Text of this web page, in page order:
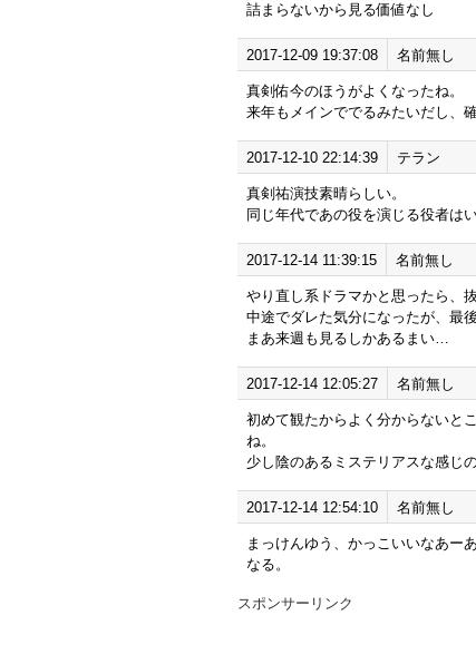
詰まらないから見る価値なし
2017-12-09 19:37:08 名前無し
真剣佑今のほうがよくなったね。
来年もメインででるみたいだし、
2017-12-10 22:14:39 テラン
真剣祐演技素晴らしい。
同じ年代であの役を演じる役者は
2017-12-14 11:39:15 名前無し
やり直し系ドラマかと思ったら、
中途でダレた気分になったが、最
まあ来週も見るしかあるまい…
2017-12-14 12:05:27 名前無し
初めて観たからよく分からないと
ね。
少し陰のあるミステリアスな感じ
2017-12-14 12:54:10 名前無し
まっけんゆう、かっこいいなあー
なる。
スポンサーリンク